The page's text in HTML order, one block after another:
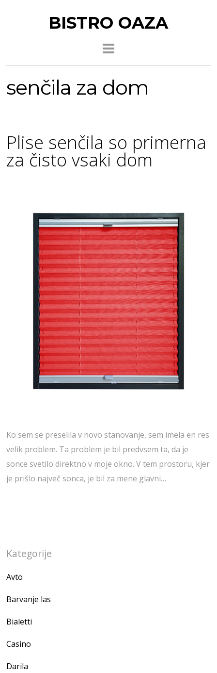
BISTRO OAZA
senčila za dom
Plise senčila so primerna
za čisto vsaki dom
Ko sem se preselila v novo stanovanje, sem imela en res
velik problem. Ta problem je bil predvsem ta, da je
sonce svetilo direktno v moje okno. V tem prostoru, kjer
je prišlo največ sonca, je bil za mene glavni…
Kategorije
Avto
Barvanje las
Bialetti
Casino
Darila